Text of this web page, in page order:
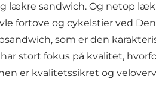
lækre sandwich. Og netop
fortove og cykelstier ved Den
som er den
stort fokus på kvalitet,
er kvalitetssikret og